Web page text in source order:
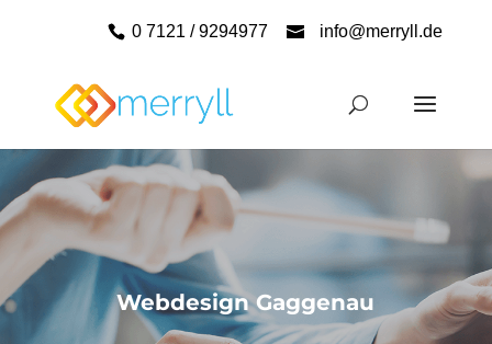
0 7121 / 9294977 info@merryll.de
Webdesign Gaggenau